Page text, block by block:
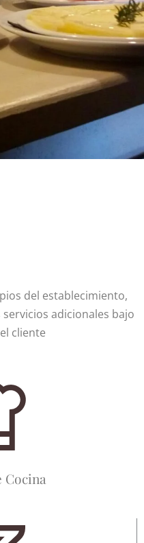
del establecimiento,
adicionales bajo
cliente
Cocina